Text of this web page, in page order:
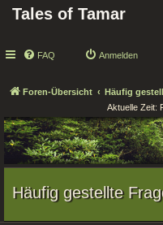
Tales of Tamar
FAQ Anmelden
Foren-Übersicht Häufig
Aktuelle Zeit:
Häufig gestellte